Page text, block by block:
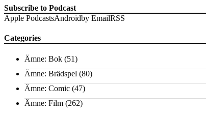
Subscribe to Podcast
Apple PodcastsAndroidby EmailRSS
Categories
Ämne: Bok (51)
Ämne: Brädspel (80)
Ämne: Comic (47)
Ämne: Film (262)